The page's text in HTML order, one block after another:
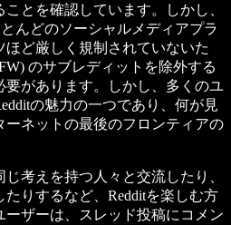
とを確認しています。しかし、
んどのソーシャルメディアプラ
ほど厳しく規制されていないた
のサブレディットを除外する
要があります。しかし、多くのユ
の魅力の一つであり、何が見
ネットの最後のフロンティアの
考えを持つ人々と交流したり、
りするなど、Redditを楽しむ方
ザーは、スレッド投稿にコメン